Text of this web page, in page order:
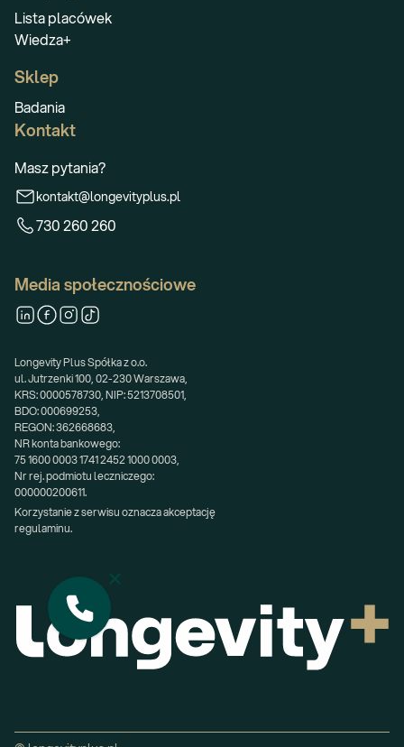
Lista placówek
Wiedza+
Sklep
Badania
Kontakt
Masz pytania?
kontakt@longevityplus.pl
730 260 260
Media społecznościowe
Longevity Plus Spółka z o.o.
ul. Jutrzenki 100, 02-230 Warszawa,
KRS: 0000578730, NIP: 5213708501,
BDO: 000699253,
REGON: 362668683,
NR konta bankowego:
75 1600 0003 1741 2452 1000 0003,
Nr rej. podmiotu leczniczego:
000000200611.
Korzystanie z serwisu oznacza akceptację
regulaminu.